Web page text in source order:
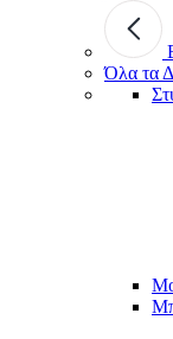
Όλα τα